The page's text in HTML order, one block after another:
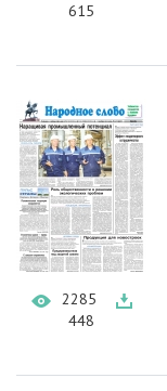
615
2285
448